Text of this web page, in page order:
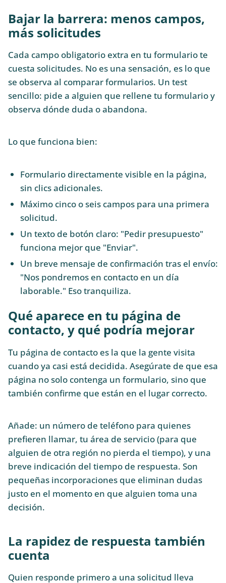
Bajar la barrera: menos campos,
más solicitudes
Cada campo obligatorio extra en tu formulario te
cuesta solicitudes. No es una sensación, es lo que
se observa al comparar formularios. Un test
sencillo: pide a alguien que rellene tu formulario y
observa dónde duda o abandona.
Lo que funciona bien:
Formulario directamente visible en la página,
sin clics adicionales.
Máximo cinco o seis campos para una primera
solicitud.
Un texto de botón claro: "Pedir presupuesto"
funciona mejor que "Enviar".
Un breve mensaje de confirmación tras el envío:
"Nos pondremos en contacto en un día
laborable." Eso tranquiliza.
Qué aparece en tu página de
contacto, y qué podría mejorar
Tu página de contacto es la que la gente visita
cuando ya casi está decidida. Asegúrate de que esa
página no solo contenga un formulario, sino que
también confirme que están en el lugar correcto.
Añade: un número de teléfono para quienes
prefieren llamar, tu área de servicio (para que
alguien de otra región no pierda el tiempo), y una
breve indicación del tiempo de respuesta. Son
pequeñas incorporaciones que eliminan dudas
justo en el momento en que alguien toma una
decisión.
La rapidez de respuesta también
cuenta
Quien responde primero a una solicitud lleva